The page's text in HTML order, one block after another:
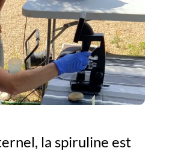
la spiruline est